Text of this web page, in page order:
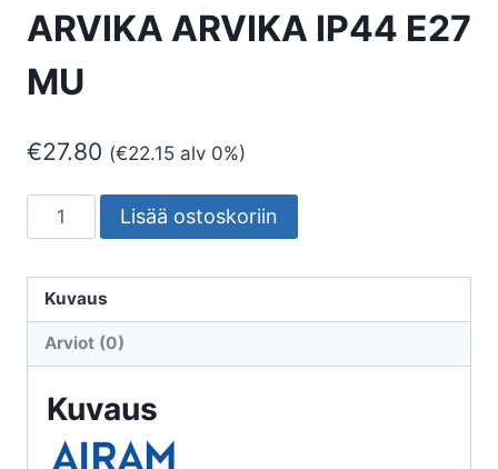
ARVIKA ARVIKA IP44 E27
MU
€27.80 (€22.15 alv 0%)
SEINÄVALAISIN
ULKO
ARVIKA
IP44
määrä
Lisää ostoskoriin
Kuvaus
Arviot (0)
Kuvaus